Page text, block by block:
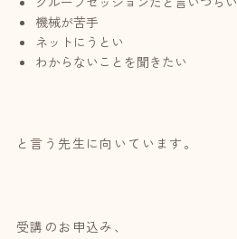
機械が苦手
ネットにうとい
わからないことを聞きたい
と言う先生に向いています。
受講のお申込み、